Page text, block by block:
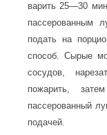
варить 25—30
пассерованным
подать на
способ. Сырые
сосудов,
пожарить,
пассерованный
подачей.